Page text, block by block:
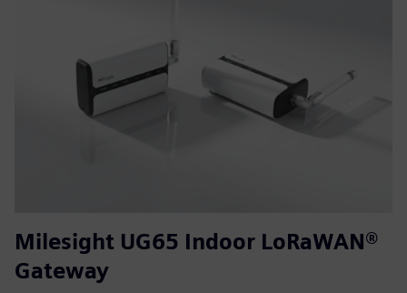
Milesight UG65 Indoor LoRaWAN®
Gateway